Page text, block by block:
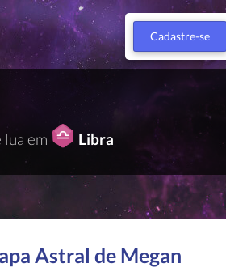
Cadastre-se
lua em Libra
Astral de Megan